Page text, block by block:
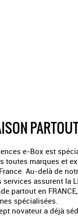
e-Box est
toutes marques et
Au-delà de
services assurent la
partout en
spécialisées.
novateur a déjà